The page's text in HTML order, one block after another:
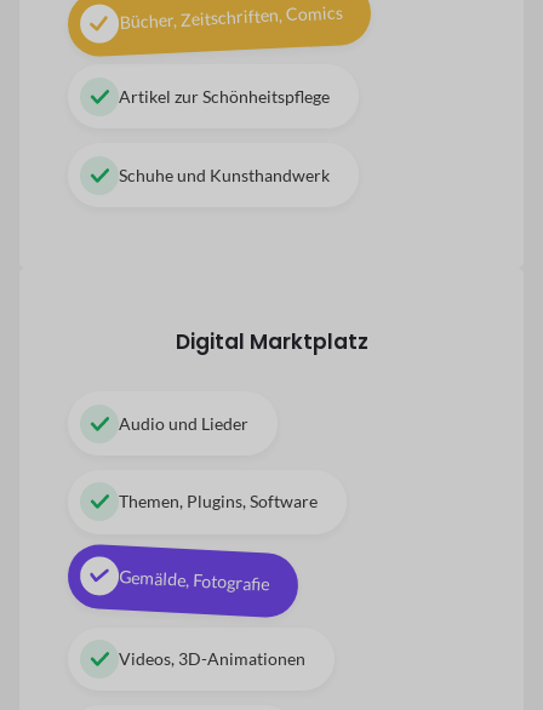
Bücher, Zeitschriften, Comics
Artikel zur Schönheitspflege
Schuhe und Kunsthandwerk
Digital Marktplatz
Audio und Lieder
Themen, Plugins, Software
Gemälde, Fotografie
Videos, 3D-Animationen